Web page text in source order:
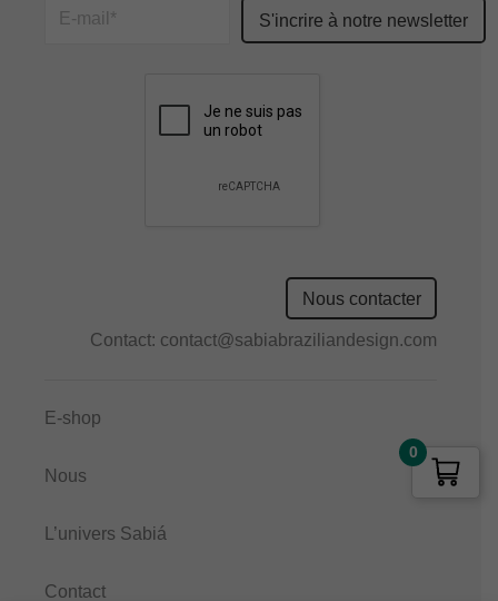
Please
leave
field
empty.
Nous contacter
Contact: contact@sabiabraziliandesign.com
E-shop
Nous
L’univers Sabiá
Contact
0